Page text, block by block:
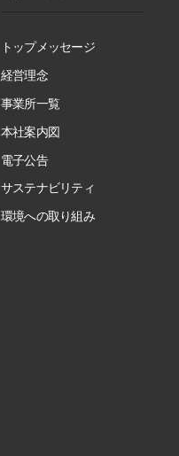
トップメッセージ
経営理念
事業所一覧
本社案内図
電子公告
サステナビリティ
環境への取り組み